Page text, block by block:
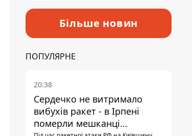
Більше новин
ПОПУЛЯРНЕ
20:38
Сердечко не витримало
вибухів ракет - в Ірпені
померли мешканці